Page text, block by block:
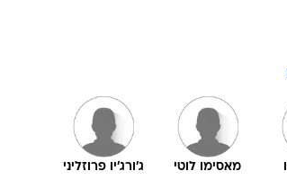
מאסימו לוטי ג'ורג'יו פרוזליני